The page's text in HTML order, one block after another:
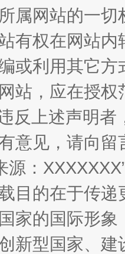
作
属网站的一
有权在网站
或利用其它
站，应在授
反上述声明
意见，请向
源：
目的在于传
家的国际形
新型国家、